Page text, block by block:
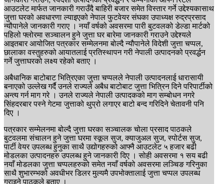
आउटलेट मार्फत जानकारी गराउँदै बाहिरी बजार समेत विस्तार गर्ने उद्देश्यकासाथ
जुत्ता घरको अवधारणा ल्याइएको नेपाल फुटवेयर संघका उपाध्यक्ष रुद्रप्रसाद
न्यौपानेले जानकारी गराए । नयाँ वर्षको अवसरमा पारी बुटवलको डेल्डा मार्टको
पहिलो फ्लोरमा सञ्चालन हुने जुत्ता घर बारेमा जानकारी गराउने उद्देश्यले
आइतबार आयोजित पत्रकार सम्मेलनमा बोल्दै न्यौपानेले विदेशी जुत्ता चप्पल,
छालाका वस्तुहरुको आयातलाई प्रतिस्थापन गरी नेपाली उत्पादनको प्रवर्द्धन
गर्ने जुत्ताघरको लक्ष्य रहेको बताए ।
अबैधानिक बाटोबाट भित्रिएका जुत्ता चप्पलले नेपाली उत्पादनलाई धारासायी
बनाएको उल्लेख गर्दै उनले राज्यले अबैध बाटोबाट जुत्ता भित्रिन दिने परिपार्टीको
अन्त्य गर्न माग गरे । उनले राज्यले नेपाली उत्पादकको माग सम्बोधन नगरे
सिंहदरबार पस्ने गेटमा जुत्ताको थुप्रो लगाएर बाटो बन्द गरिदिने चेतावनी पनि
दिए ।
पत्रकार सम्मेलनमा बोल्दै जुत्ता घरका सञ्चालक चोला प्रसाद पाठकले
बुटवलमा संचालन हुने जुत्ता घरमा स्कूल सुज, क्याजुअल सुज, स्पोर्टस सुज,
पार्टी वेयर उपलब्ध हुनुका साथै उद्योगहरुको आफ्नै आउटलेट ५ हजार बढी
मोडलका उत्पादनहरु उपलब्ध हुने जानकारी दिए । सोही अवसरमा १ सय बढी
नयाँ मोडलका जुत्ता चप्पलहरुको समेत नयाँ वर्षको अवसरमा लञ्चिङ गरिनुका
साथै शुभारम्भको अवधीभर डिलर मुल्यमै उपभोक्तालाई जुत्ता चप्पल उपलब्ध
गराइने पाठकले बताए ।